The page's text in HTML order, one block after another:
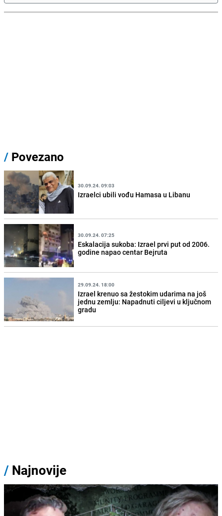
/ Povezano
30.09.24. 09:03
Izraelci ubili vođu Hamasa u Libanu
30.09.24. 07:25
Eskalacija sukoba: Izrael prvi put od 2006.
godine napao centar Bejruta
29.09.24. 18:00
Izrael krenuo sa žestokim udarima na još
jednu zemlju: Napadnuti ciljevi u ključnom
gradu
/ Najnovije